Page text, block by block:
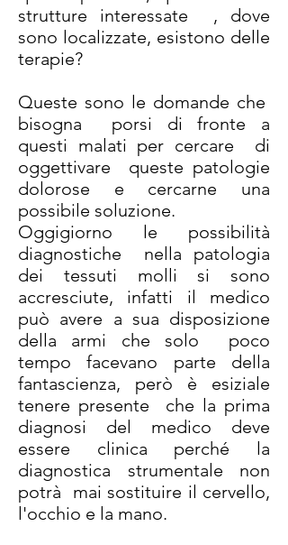
strutture interessate , dove
sono localizzate, esistono delle
terapie?
Queste sono le domande che
bisogna porsi di fronte a
questi malati per cercare di
oggettivare queste patologie
dolorose e cercarne una
possibile soluzione.
Oggigiorno le possibilità
diagnostiche nella patologia
dei tessuti molli si sono
accresciute, infatti il medico
può avere a sua disposizione
della armi che solo poco
tempo facevano parte della
fantascienza, però è esiziale
tenere presente che la prima
diagnosi del medico deve
essere clinica perché la
diagnostica strumentale non
potrà mai sostituire il cervello,
l'occhio e la mano.